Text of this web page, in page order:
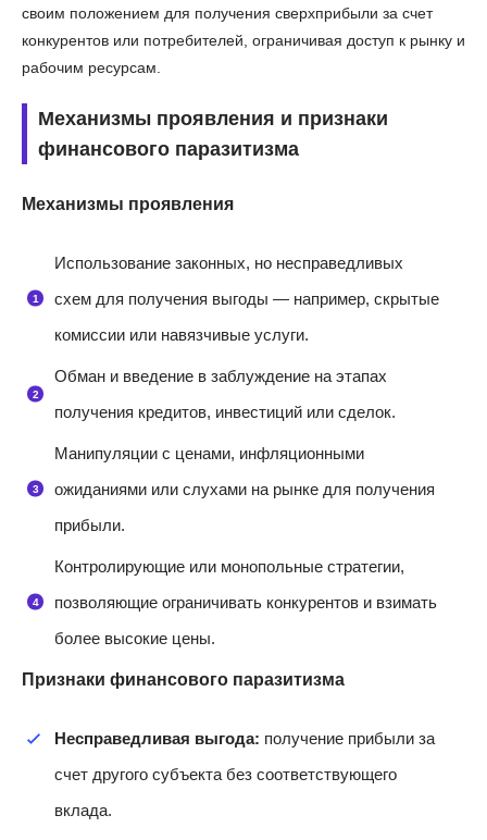
своим положением для получения сверхприбыли за счет
конкурентов или потребителей, ограничивая доступ к рынку и
рабочим ресурсам.
Механизмы проявления и признаки
финансового паразитизма
Механизмы проявления
Использование законных, но несправедливых
схем для получения выгоды — например, скрытые
комиссии или навязчивые услуги.
Обман и введение в заблуждение на этапах
получения кредитов, инвестиций или сделок.
Манипуляции с ценами, инфляционными
ожиданиями или слухами на рынке для получения
прибыли.
Контролирующие или монопольные стратегии,
позволяющие ограничивать конкурентов и взимать
более высокие цены.
Признаки финансового паразитизма
Несправедливая выгода: получение прибыли за
счет другого субъекта без соответствующего
вклада.